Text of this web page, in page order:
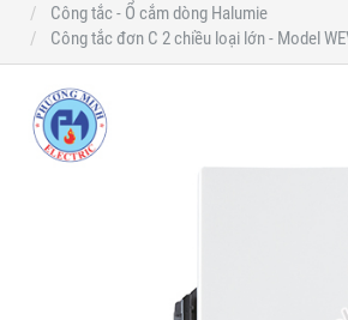
Công tắc - Ổ cắm dòng Halumie
Công tắc đơn C 2 chiều loại lớn - Model